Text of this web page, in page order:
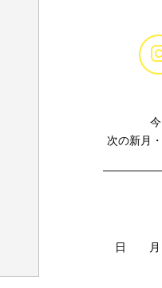
次の新月
日 月